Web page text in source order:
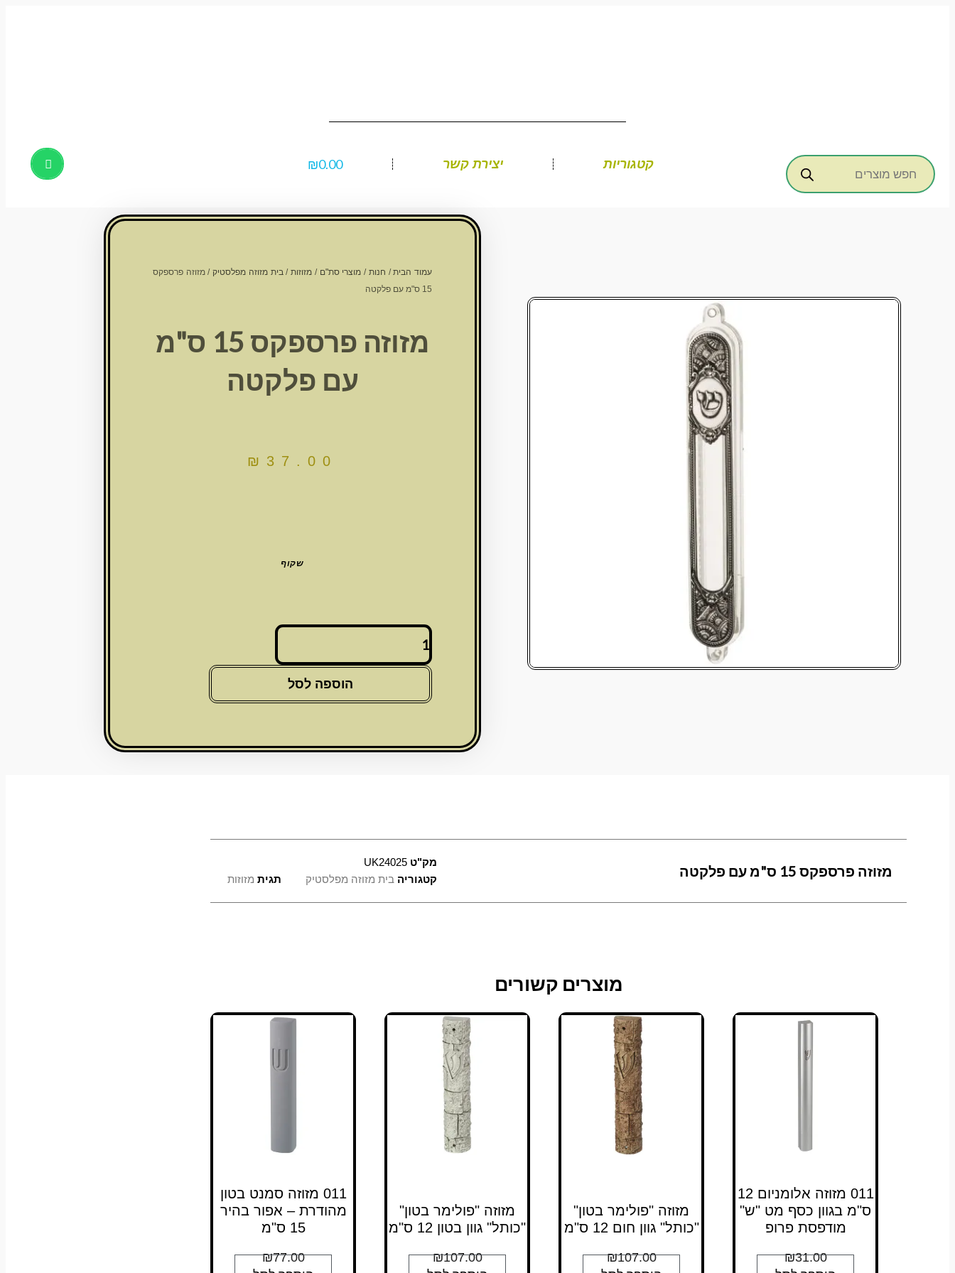
Products
search
קטגוריות יצירת קשר ₪0.00
עמוד הבית/ חנות / מוצרי סת"ם / מזוזות/בית מזוזה מפלסטיק/ מזוזה פרספקס
15 ס"מ עם פלקטה
מזוזה פרספקס 15 ס"מ
עם פלקטה
₪ 37.00
שקוף
כמות
של
מזוזה
15
פלקטה
הוספה לסל
מזוזה פרספקס 15 ס"מ עם פלקטה
מק"ט UK24025
קטגוריה בית מזוזה מפלסטיק תגית מזוזות
מוצרים קשורים
011 מזוזה אלומניום 12
ס"מ בגוון כסף מט "ש"
מודפסת פרופ
₪31.00
מזוזה "פולימר בטון"
"כותל" גוון חום 12 ס"מ
₪107.00
מזוזה "פולימר בטון"
"כותל" גוון בטון 12 ס"מ
₪107.00
011 מזוזה סמנט בטון
מהודרת – אפור בהיר
15 ס"מ
₪77.00